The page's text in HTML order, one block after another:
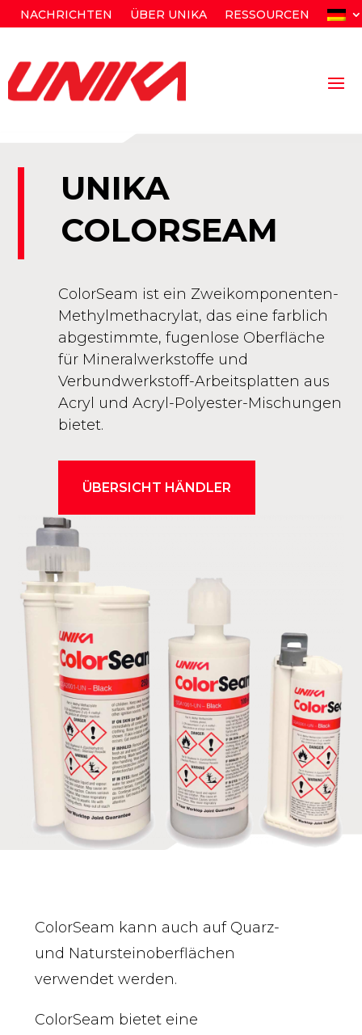
NACHRICHTEN ÜBER UNIKA RESSOURCEN
UNIKA
COLORSEAM
ColorSeam ist ein Zweikomponenten-
Methylmethacrylat, das eine farblich
abgestimmte, fugenlose Oberfläche
für Mineralwerkstoffe und
Verbundwerkstoff-Arbeitsplatten aus
Acryl und Acryl-Polyester-Mischungen
bietet.
ÜBERSICHT HÄNDLER
ColorSeam kann auch auf Quarz-
und Natursteinoberflächen
verwendet werden.
ColorSeam bietet eine